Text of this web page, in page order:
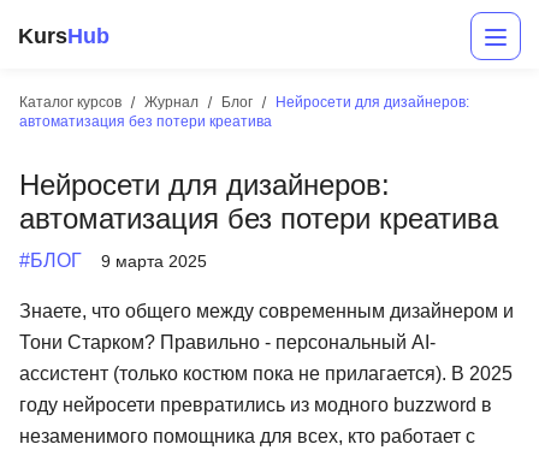
KursHub
Каталог курсов Журнал Блог
Нейросети для дизайнеров:
автоматизация без потери креатива
Нейросети для дизайнеров:
автоматизация без потери креатива
#БЛОГ 9 марта 2025
Знаете, что общего между современным дизайнером и
Тони Старком? Правильно - персональный AI-
ассистент (только костюм пока не прилагается). В 2025
году нейросети превратились из модного buzzword в
незаменимого помощника для всех, кто работает с
Разработка
Маркетинг
Дизайн